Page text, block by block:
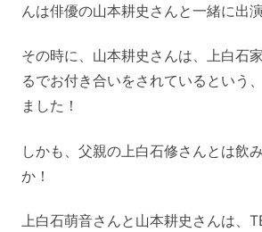
んは俳優の山本耕史さんと一緒に出
その時に、山本耕史さんは、上白石
るでお付き合いをされているという
ました！
しかも、父親の上白石修さんとは飲
か！
上白石萌音さんと山本耕史さんは、